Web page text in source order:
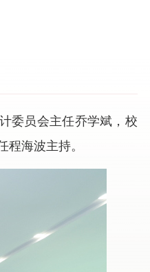
委员会主任乔学斌，校
海波主持。